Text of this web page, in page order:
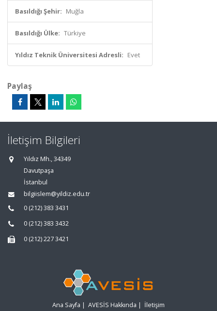
Basıldığı Şehir: Muğla
Basıldığı Ülke: Türkiye
Yıldız Teknik Üniversitesi Adresli: Evet
Paylaş
İletişim Bilgileri
Yıldız Mh., 34349
Davutpaşa
İstanbul
bilgiislem@yildiz.edu.tr
0 (212) 383 3431
0 (212) 383 3432
0 (212) 227 3421
Ana Sayfa | AVESİS Hakkında | İletişim